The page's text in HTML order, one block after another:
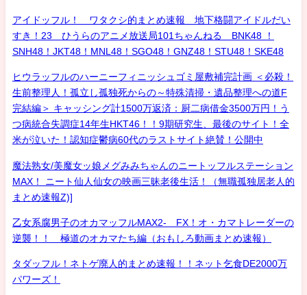
アイドッフル！ ワタクシ的まとめ速報 地下格闘アイドルだい
すき！23 ひうらのアニメ放送局101ちゃんねる BNK48 ！
SNH48！JKT48！MNL48！SGO48！GNZ48！STU48！SKE48
ヒウラッフルのハーニーフィニッシュゴミ屋敷補完計画 ＜必殺！
生前整理人！孤立し孤独死からの～特殊清掃・遺品整理への道F
完結編＞ キャッシング計1500万返済：厨二病借金3500万円！う
つ病統合失調症14年生HKT46！！9期研究生、最後のサイト！全
米が泣いた！認知症鬱病60代のラストサイト絶賛！公開中
魔法熟女/美魔女ッ娘メグみみちゃんのニートッフルステーション
MAX！ ニート仙人仙女の映画三昧老後生活！（無職孤独居老人的
まとめ速報Z)]
乙女系腐男子のオカマッフルMAX2- FX！オ・カマトレーダーの
逆襲！！ 極道のオカマたち編（おもしろ動画まとめ速報）
タダッフル！ネトゲ廃人的まとめ速報！！ネット乞食DE2000万
パワーズ！